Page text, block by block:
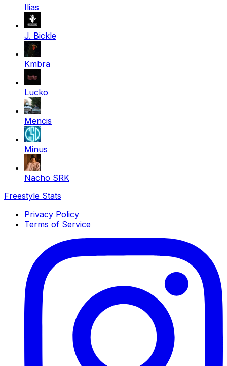
Ilias
J. Bickle
Kmbra
Lucko
Mencis
Minus
Nacho SRK
Freestyle Stats
Privacy Policy
Terms of Service